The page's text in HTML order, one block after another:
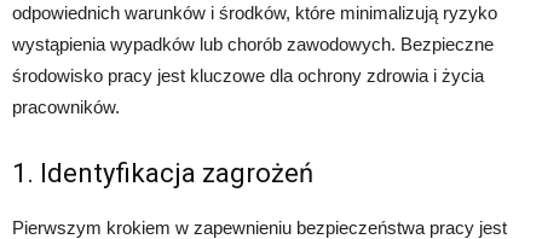
odpowiednich warunków i środków, które minimalizują ryzyko
wystąpienia wypadków lub chorób zawodowych. Bezpieczne
środowisko pracy jest kluczowe dla ochrony zdrowia i życia
pracowników.
1. Identyfikacja zagrożeń
Pierwszym krokiem w zapewnieniu bezpieczeństwa pracy jest